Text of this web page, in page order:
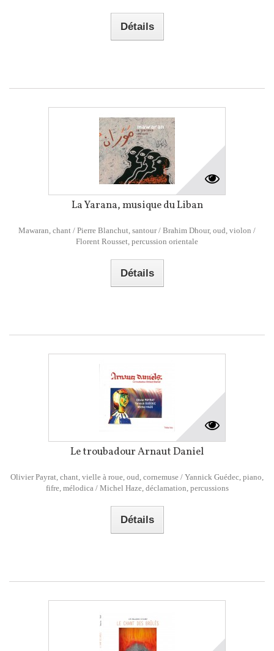
Détails
La Yarana, musique du Liban
Mawaran, chant / Pierre Blanchut, santour / Brahim Dhour, oud, violon /
Florent Rousset, percussion orientale
Détails
Le troubadour Arnaut Daniel
Olivier Payrat, chant, vielle à roue, oud, cornemuse / Yannick Guédec, piano,
fifre, mélodica / Michel Haze, déclamation, percussions
Détails